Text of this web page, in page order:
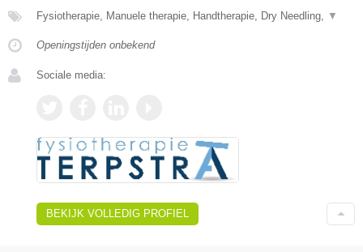
Fysiotherapie, Manuele therapie, Handtherapie, Dry Needling, ▼
Openingstijden onbekend
Sociale media:
BEKIJK VOLLEDIG PROFIEL